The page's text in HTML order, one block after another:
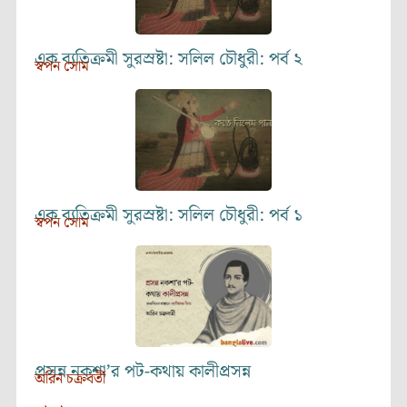
এক ব্যতিক্রমী সুরস্রষ্টা: সলিল চৌধুরী: পর্ব ২
স্বপন সোম
এক ব্যতিক্রমী সুরস্রষ্টা: সলিল চৌধুরী: পর্ব ১
স্বপন সোম
প্রসন্ন নকশা’র পট-কথায় কালীপ্রসন্ন
অরিন চক্রবর্তী